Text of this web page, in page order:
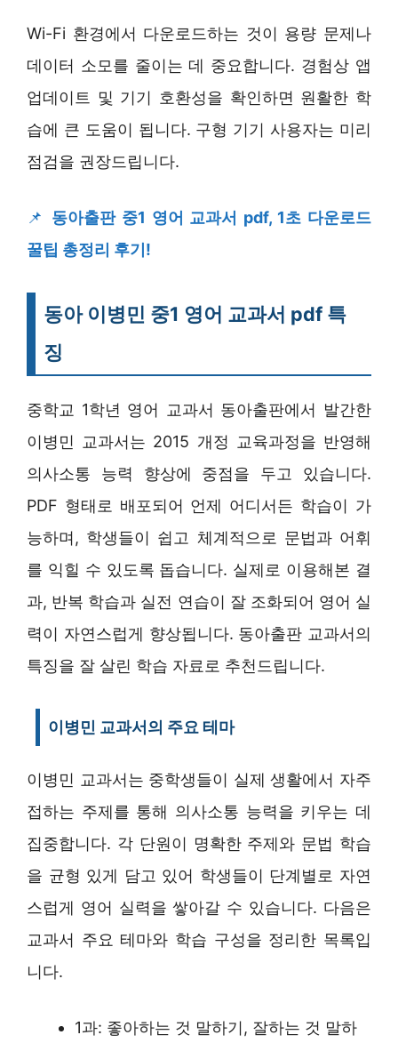
Wi-Fi 환경에서 다운로드하는 것이 용량 문제나
데이터 소모를 줄이는 데 중요합니다. 경험상 앱
업데이트 및 기기 호환성을 확인하면 원활한 학
습에 큰 도움이 됩니다. 구형 기기 사용자는 미리
점검을 권장드립니다.
📌 동아출판 중1 영어 교과서 pdf, 1초 다운로드
꿀팁 총정리 후기!
동아 이병민 중1 영어 교과서 pdf 특
징
중학교 1학년 영어 교과서 동아출판에서 발간한
이병민 교과서는 2015 개정 교육과정을 반영해
의사소통 능력 향상에 중점을 두고 있습니다.
PDF 형태로 배포되어 언제 어디서든 학습이 가
능하며, 학생들이 쉽고 체계적으로 문법과 어휘
를 익힐 수 있도록 돕습니다. 실제로 이용해본 결
과, 반복 학습과 실전 연습이 잘 조화되어 영어 실
력이 자연스럽게 향상됩니다. 동아출판 교과서의
특징을 잘 살린 학습 자료로 추천드립니다.
이병민 교과서의 주요 테마
이병민 교과서는 중학생들이 실제 생활에서 자주
접하는 주제를 통해 의사소통 능력을 키우는 데
집중합니다. 각 단원이 명확한 주제와 문법 학습
을 균형 있게 담고 있어 학생들이 단계별로 자연
스럽게 영어 실력을 쌓아갈 수 있습니다. 다음은
교과서 주요 테마와 학습 구성을 정리한 목록입
니다.
1과: 좋아하는 것 말하기, 잘하는 것 말하